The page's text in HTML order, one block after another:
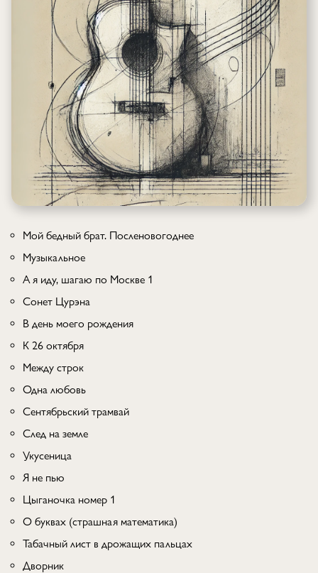
Мой бедный брат. Посленовогоднее
Музыкальное
А я иду, шагаю по Москве 1
Сонет Цурэна
В день моего рождения
К 26 октября
Между строк
Одна любовь
Сентябрьский трамвай
След на земле
Укусеница
Я не пью
Цыганочка номер 1
О буквах (страшная математика)
Табачный лист в дрожащих пальцах
Дворник